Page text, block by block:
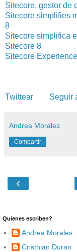
Sitecore, gestor de
Sitecore simplifies
8
Sitecore simplifica
Sitecore 8
Sitecore
Twittear Seguir
Andrea Morales
Compartir
‹
Quienes escriben?
Andrea Morales
Cristhian Duran